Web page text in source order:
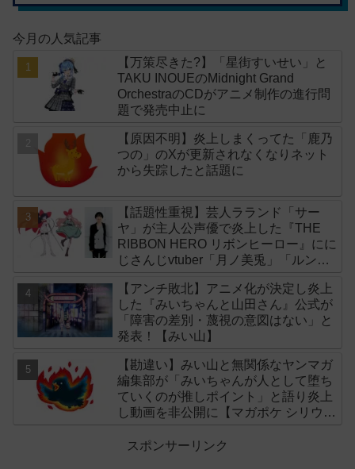
今月の人気記事
【万策尽きた?】「星街すいせい」と
TAKU INOUEのMidnight Grand
OrchestraのCDがアニメ制作の進行問
題で発売中止に
【原因不明】炎上しまくってた「鹿乃
つの」のXが更新されなくなりネット
から失踪したと話題に
【話題性重視】芸人ラランド「サー
ヤ」が主人公声優で炎上した『THE
RIBBON HERO リボンヒーロー』にに
じさんじvtuber「月ノ美兎」「ルンル
【アンチ敗北】アニメ化が決定し炎上
した『みいちゃんと山田さん』公式が
「障害の差別・蔑視の意図はない」と
発表！【みい山】
【勘違い】みい山と無関係なヤンマガ
編集部が「みいちゃんが人として堕ち
ていくのが推しポイント」と語り炎上
し動画を非公開に【マガポケ シリウ
スポンサーリンク